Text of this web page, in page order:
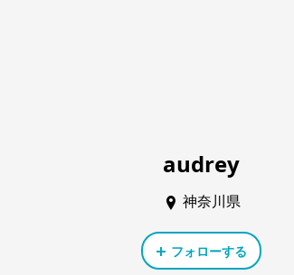
audrey
神奈川県
フォローする